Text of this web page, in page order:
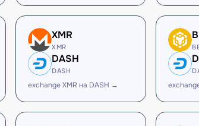
XMR
XMR
DASH
DASH
exchange XMR на DASH →